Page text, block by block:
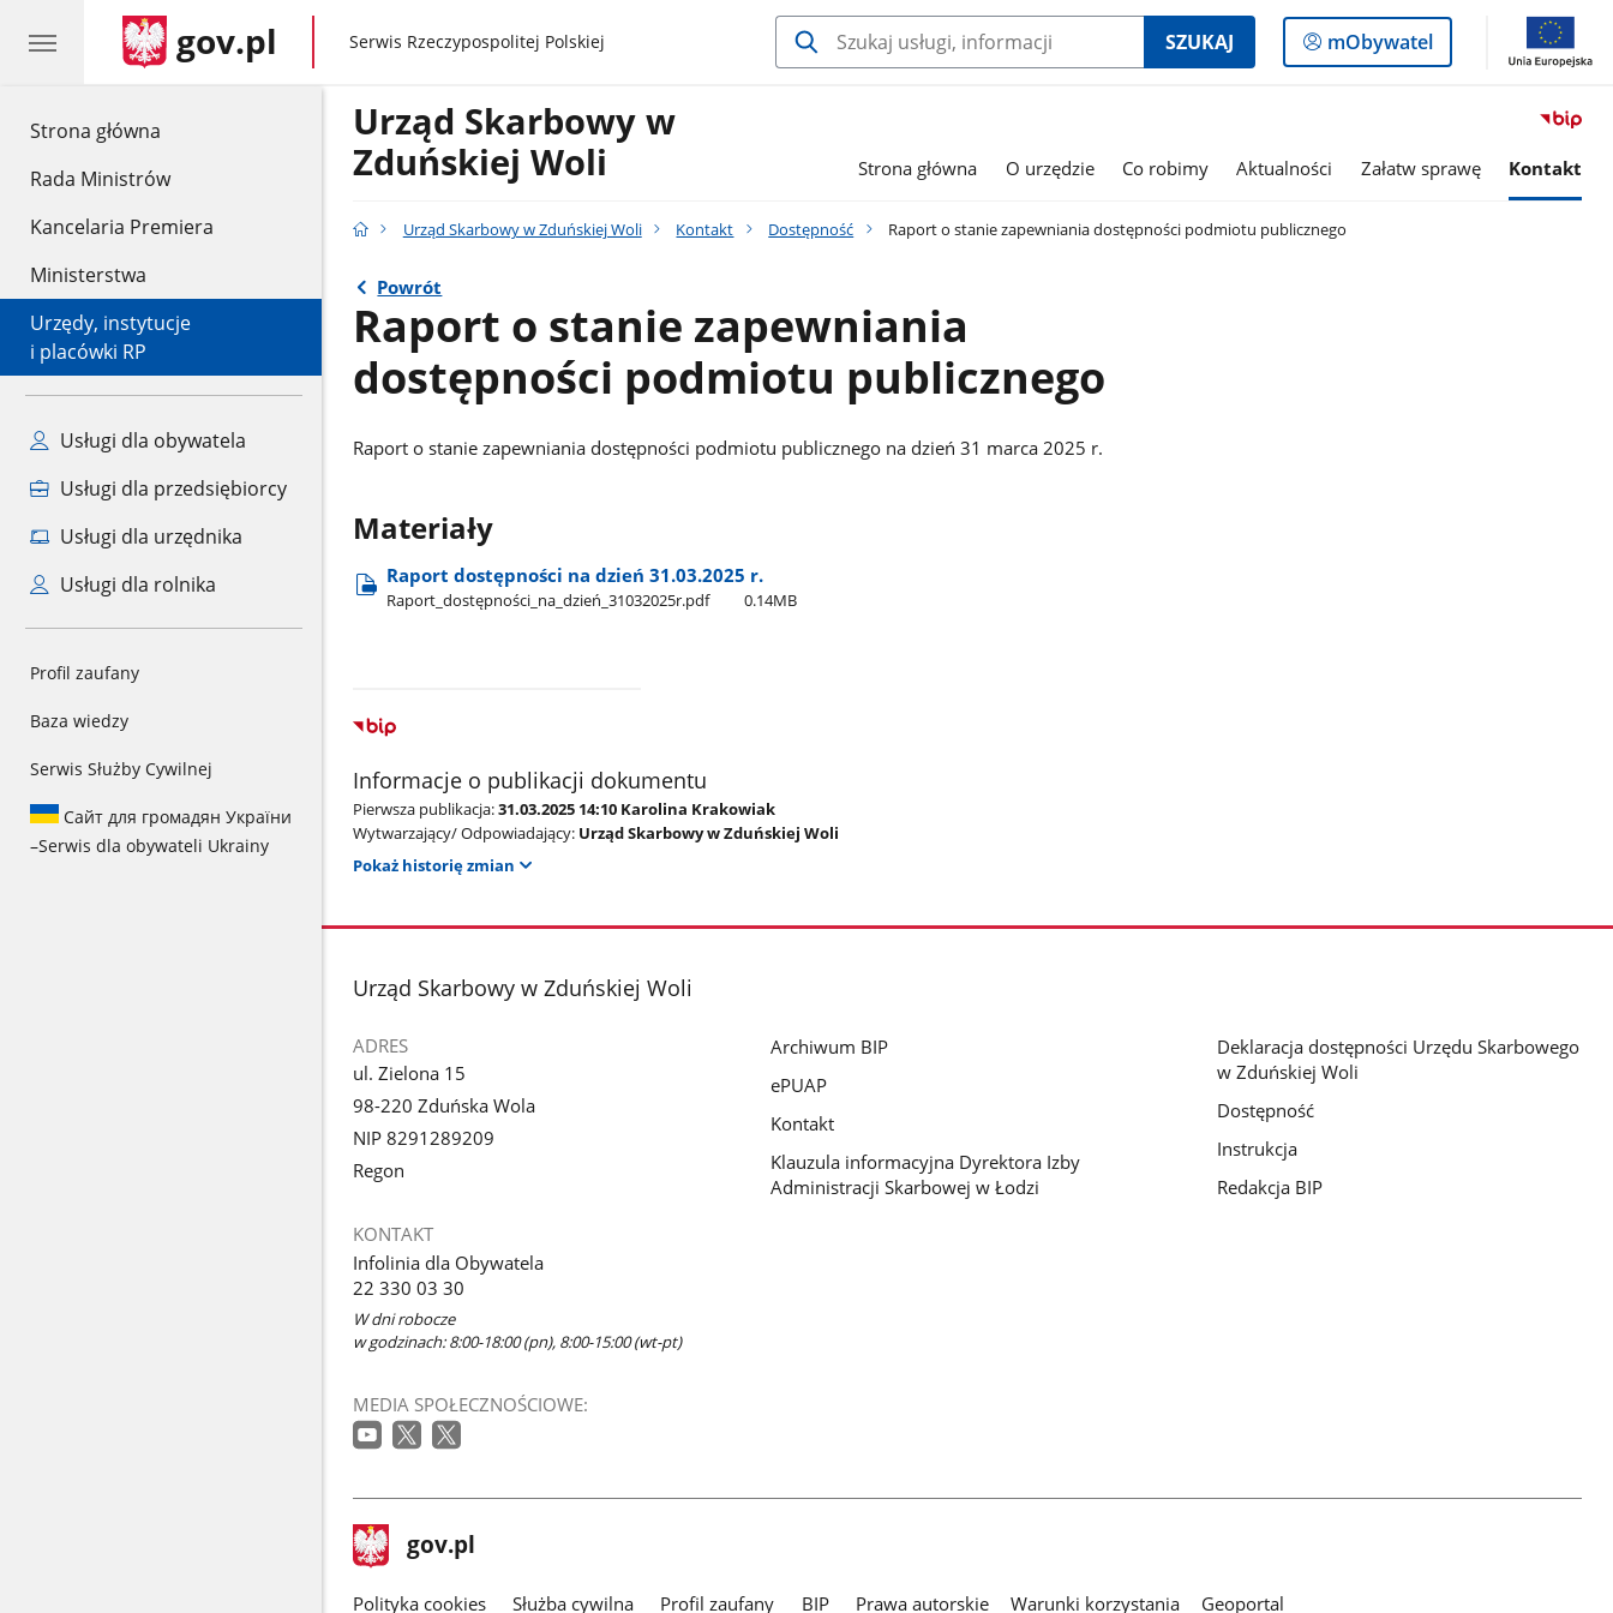
Strona główna
Rada Ministrów
Kancelaria Premiera
Ministerstwa
Urzędy, instytucje
i placówki RP
Usługi dla obywatela
Usługi dla przedsiębiorcy
Usługi dla urzędnika
Usługi dla rolnika
Profil zaufany
Baza wiedzy
Serwis Służby Cywilnej
Сайт для громадян України
–Serwis dla obywateli Ukrainy
gov.pl gov.pl
Serwis Rzeczypospolitej Polskiej SZUKAJ
Logowanie
do
mObywatel
Urząd Skarbowy w
Zduńskiej Woli
Strona główna O urzędzie Co robimy Aktualności Załatw sprawę Kontakt
Urząd Skarbowy w Zduńskiej Woli Kontakt Dostępność Raport o stanie zapewniania dostępności podmiotu publicznego
Powrót
Raport o stanie zapewniania
dostępności podmiotu publicznego
Raport o stanie zapewniania dostępności podmiotu publicznego na dzień 31 marca 2025 r.
Materiały
Raport dostępności na dzień 31.03.2025 r.
Raport​_dostępności​_na​_dzień​_31032025r.pdf 0.14MB
Informacje o publikacji dokumentu
Pierwsza publikacja:31.03.2025 14:10 Karolina Krakowiak
Wytwarzający/ Odpowiadający: Urząd Skarbowy w Zduńskiej Woli
Pokaż historię zmian
stopka
Urząd Skarbowy w Zduńskiej Woli
ADRES
ul. Zielona 15
98-220 Zduńska Wola
NIP 8291289209
Regon
KONTAKT
Infolinia dla Obywatela
22 330 03 30
W dni robocze
w godzinach: 8:00-18:00 (pn), 8:00-15:00 (wt-pt)
MEDIA SPOŁECZNOŚCIOWE:
Archiwum BIP
ePUAP
Kontakt
Klauzula informacyjna Dyrektora Izby
Administracji Skarbowej w Łodzi
Deklaracja dostępności Urzędu Skarbowego
w Zduńskiej Woli
Dostępność
Instrukcja
Redakcja BIP
stopka
gov.pl Strona
gov.pl
gov.pl
Polityka cookies Służba cywilna Profil zaufany BIP Prawa autorskie Warunki korzystania Geoportal